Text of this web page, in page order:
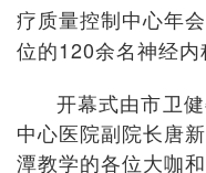
疗质量控制中心年
位的120余名神经内
开幕式由市卫
中心医院副院长唐
潭教学的各位大咖